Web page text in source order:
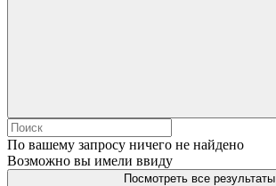
По вашему запросу ничего не найдено
Возможно вы имели ввиду
Посмотреть все результаты